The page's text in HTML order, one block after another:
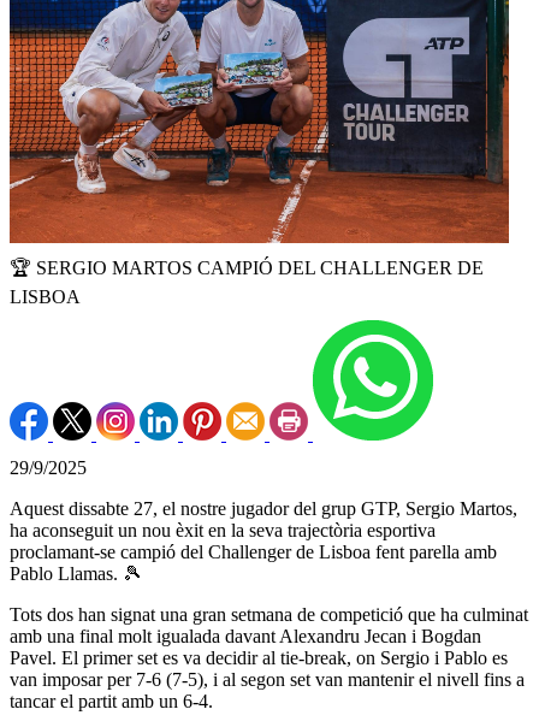
🏆 SERGIO MARTOS CAMPIÓ DEL CHALLENGER DE
LISBOA
29/9/2025
Aquest dissabte 27, el nostre jugador del grup GTP, Sergio Martos,
ha aconseguit un nou èxit en la seva trajectòria esportiva
proclamant-se campió del Challenger de Lisboa fent parella amb
Pablo Llamas. 🎾
Tots dos han signat una gran setmana de competició que ha culminat
amb una final molt igualada davant Alexandru Jecan i Bogdan
Pavel. El primer set es va decidir al tie-break, on Sergio i Pablo es
van imposar per 7-6 (7-5), i al segon set van mantenir el nivell fins a
tancar el partit amb un 6-4.